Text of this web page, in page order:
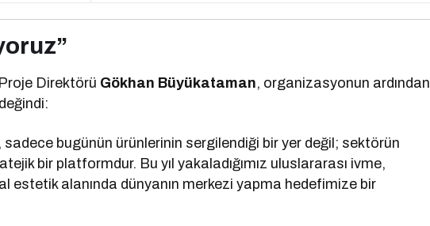
Direktörü Gökhan Büyükataman, organizasyonun ardından
sadece bugünün ürünlerinin sergilendiği bir yer değil; sektörün
bir platformdur. Bu yıl yakaladığımız uluslararası ivme,
estetik alanında dünyanın merkezi yapma hedefimize bir